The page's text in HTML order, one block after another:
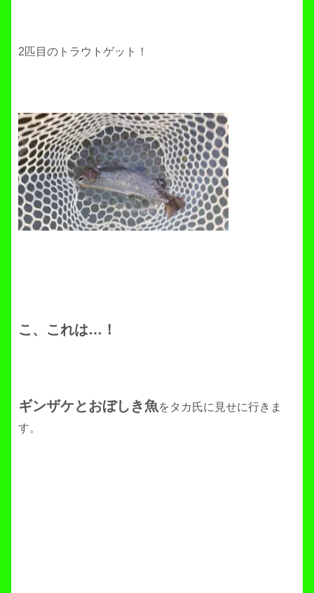
2匹目のトラウトゲット！
こ、これは…！
ギンザケとおぼしき魚をタカ氏に見せに行きま
す。